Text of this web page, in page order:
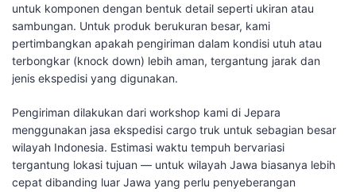
untuk komponen dengan bentuk detail seperti ukiran atau
sambungan. Untuk produk berukuran besar, kami
pertimbangkan apakah pengiriman dalam kondisi utuh atau
terbongkar (knock down) lebih aman, tergantung jarak dan
jenis ekspedisi yang digunakan.
Pengiriman dilakukan dari workshop kami di Jepara
menggunakan jasa ekspedisi cargo truk untuk sebagian besar
wilayah Indonesia. Estimasi waktu tempuh bervariasi
tergantung lokasi tujuan — untuk wilayah Jawa biasanya lebih
cepat dibanding luar Jawa yang perlu penyeberangan